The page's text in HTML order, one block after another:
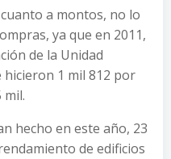
a montos, no lo
ya que en 2011,
de la Unidad
hicieron 1 mil 812 por
mil.
hecho en este año, 23
de edificios